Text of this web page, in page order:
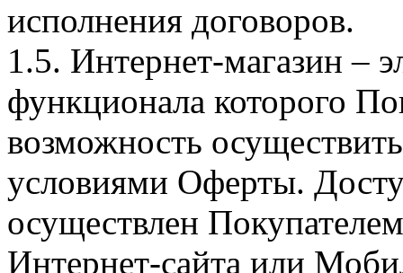
исполнения договоров.
1.5. Интернет-магазин –
функционала которого
возможность
условиями Оферты.
осуществлен
Интернет-сайта или